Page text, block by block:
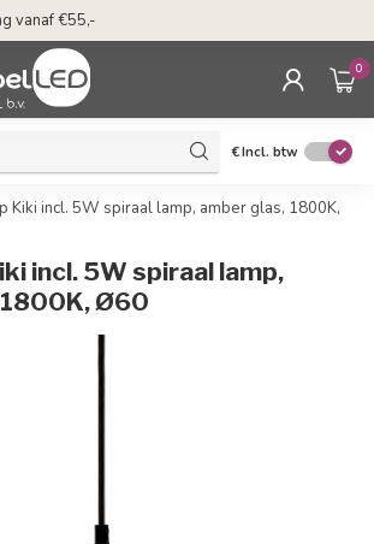
vanaf €55,-
0
€Incl. btw
Kiki incl. 5W spiraal lamp, amber glas, 1800K,
incl. 5W spiraal lamp,
Ø60